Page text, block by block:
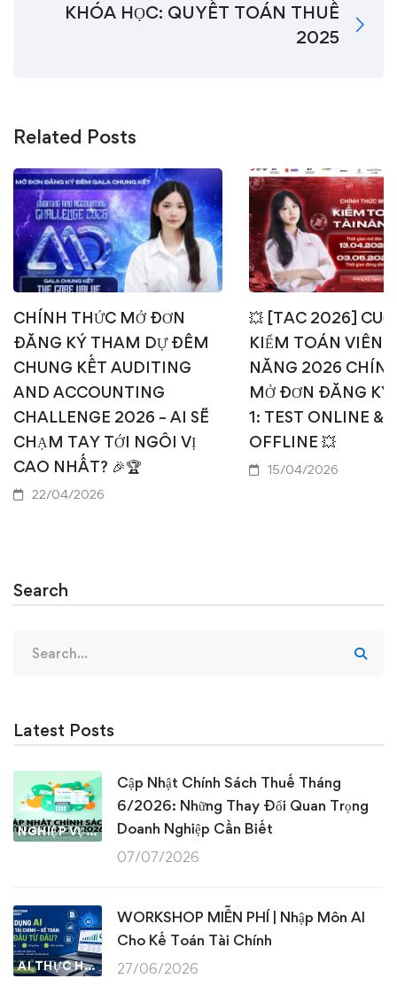
KHÓA HỌC: QUYẾT TOÁN THUẾ
2025
Related Posts
CHÍNH THỨC MỞ ĐƠN
ĐĂNG KÝ THAM DỰ ĐÊM
CHUNG KẾT AUDITING
AND ACCOUNTING
CHALLENGE 2026 – AI SẼ
CHẠM TAY TỚI NGÔI VỊ
CAO NHẤT? 🎉🏆
22/04/2026
💥 [TAC 2026]
KIỂM TOÁN VIÊN
NĂNG 2026
MỞ ĐƠN ĐĂNG KÝ
1: TEST ONLINE &
OFFLINE 💥
15/04/2026
Search
for:
Latest Posts
NGHIỆP VỤ KẾ TOÁN & THUẾ
Cập Nhật Chính Sách Thuế Tháng
6/2026: Những Thay Đổi Quan Trọng
Doanh Nghiệp Cần Biết
07/07/2026
AI THỰC HÀNH
WORKSHOP MIỄN PHÍ | Nhập Môn AI
Cho Kế Toán Tài Chính
27/06/2026